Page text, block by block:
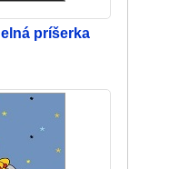
príšerka